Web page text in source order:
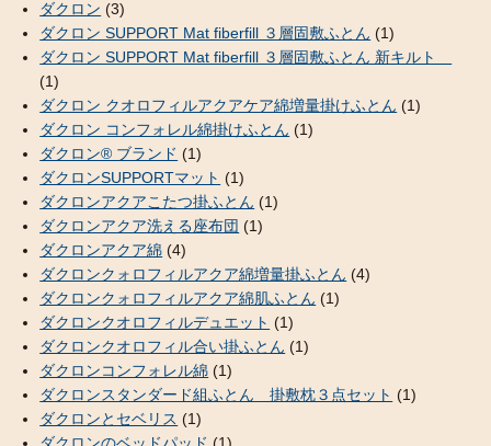
ダクロン (3)
ダクロン SUPPORT Mat fiberfill ３層固敷ふとん (1)
ダクロン SUPPORT Mat fiberfill ３層固敷ふとん 新キルト
(1)
ダクロン クオロフィルアクアケア綿増量掛けふとん (1)
ダクロン コンフォレル綿掛けふとん (1)
ダクロン® ブランド (1)
ダクロンSUPPORTマット (1)
ダクロンアクアこたつ掛ふとん (1)
ダクロンアクア洗える座布団 (1)
ダクロンアクア綿 (4)
ダクロンクォロフィルアクア綿増量掛ふとん (4)
ダクロンクォロフィルアクア綿肌ふとん (1)
ダクロンクオロフィルデュエット (1)
ダクロンクオロフィル合い掛ふとん (1)
ダクロンコンフォレル綿 (1)
ダクロンスタンダード組ふとん 掛敷枕３点セット (1)
ダクロンとセベリス (1)